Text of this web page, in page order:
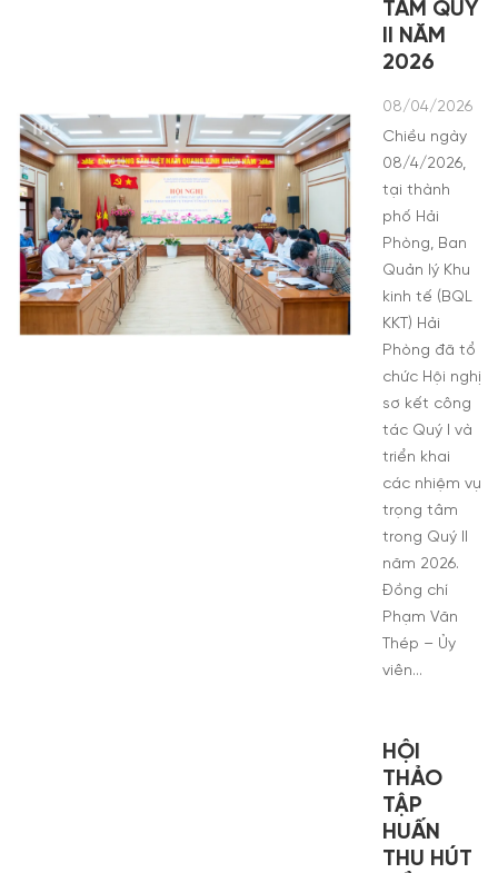
TÂM QUÝ
II NĂM
2026
08/04/2026
Chiều ngày
08/4/2026,
tại thành
phố Hải
Phòng, Ban
Quản lý Khu
kinh tế (BQL
KKT) Hải
Phòng đã tổ
chức Hội nghị
sơ kết công
tác Quý I và
triển khai
các nhiệm vụ
trọng tâm
trong Quý II
năm 2026.
Đồng chí
Phạm Văn
Thép – Ủy
viên…
HỘI
THẢO
TẬP
HUẤN
THU HÚT